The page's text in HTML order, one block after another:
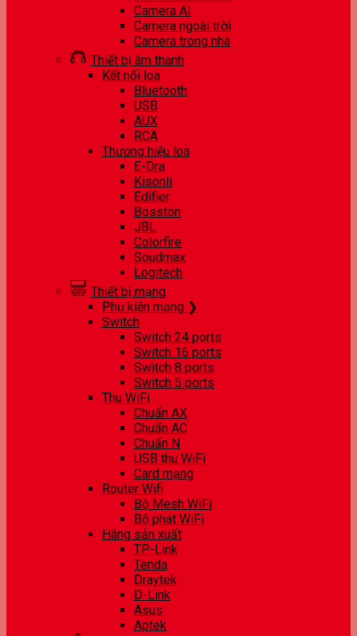
Camera AI
Camera ngoài trời
Camera trong nhà
Thiết bị âm thanh
Kết nối loa
Bluetooth
USB
AUX
RCA
Thương hiệu loa
E-Dra
Kisonli
Edifier
Bosston
JBL
Colorfire
Soudmax
Logitech
Thiết bị mạng
Phụ kiện mạng ❯
Switch
Switch 24 ports
Switch 16 ports
Switch 8 ports
Switch 5 ports
Thu WiFi
Chuẩn AX
Chuẩn AC
Chuẩn N
USB thu WiFi
Card mạng
Router Wifi
Bộ Mesh WiFi
Bộ phát WiFi
Hãng sản xuất
TP-Link
Tenda
Draytek
D-Link
Asus
Aptek